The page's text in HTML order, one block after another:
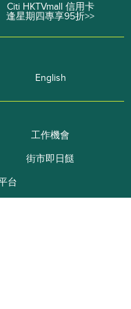
Citi HKTVmall 信用卡
逢星期四專享95折>>
English
工作機會
街市即日餸
台